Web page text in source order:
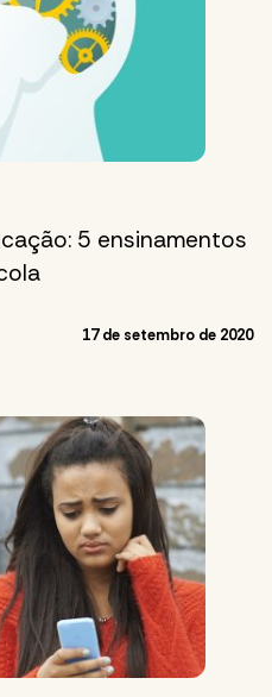
5 ensinamentos
17 de setembro de 2020